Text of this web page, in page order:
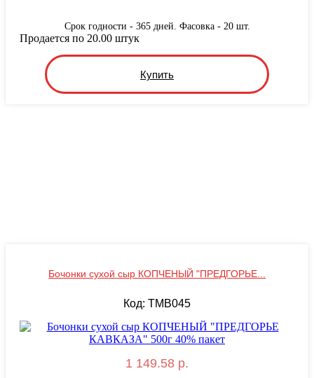
Срок годности - 365 дней. Фасовка - 20 шт.
Купить
Продается по 20.00 штук
Бочонки сухой сыр КОПЧЕНЫЙ "ПРЕДГОРЬЕ...
Код: TMB045
1 149.58 р.